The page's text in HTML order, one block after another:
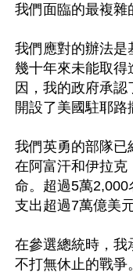
我們面臨的最複雜
我們應對的辦法是
幾十年來未能取得
因，我的政府承
開設了美國駐耶路
我們英勇的部隊已
在阿富汗和伊拉克
命。超過5萬
支出超過7萬億美元
在參選總統時，我
不打無休止的戰爭。